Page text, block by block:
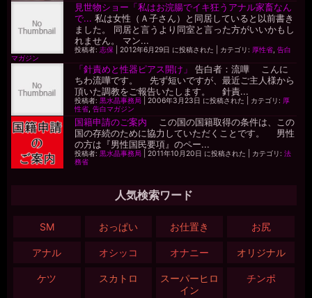
見世物ショー「私はお浣腸でイキ狂うアナル家畜なん
で... 私は女性（Ａ子さん）と同居していると以前書き
ました。 同居と言うより同室と言った方がいいかもし
れません。 マン...
投稿者:志保 |2012年6月29日 に投稿された カテゴリ: 厚性省,告白
マガジン
「針責めと性器ピアス開け」
告白者：流嘩 こんに
ちわ流嘩です。 先ず短いですが、最近ご主人様から
頂いた調教をご報告いたします。 針責...
投稿者:黒水晶事務局 |2006年3月23日 に投稿された カテゴリ: 厚
性省,告白マガジン
国籍申請のご案内
この国の国籍取得の条件は、この
国の存続のために協力していただくことです。 男性
の方は『男性国民要項』のペー...
投稿者:黒水晶事務局 |2011年10月20日 に投稿された カテゴリ:法
務省
人気検索ワード
SM おっぱい お仕置き お尻
アナル オシッコ オナニー オリジナル
ケツ スカトロ
スーパーヒロ
イン
チンポ